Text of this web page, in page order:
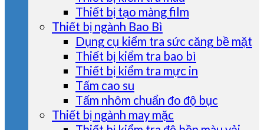
Thiết bị tạo màng film
Thiết bị ngành Bao Bì
Dụng cụ kiểm tra sức căng bề mặt
Thiết bị kiểm tra bao bì
Thiết bị kiểm tra mực in
Tấm cao su
Tấm nhôm chuẩn đo độ bục
Thiết bị ngành may mặc